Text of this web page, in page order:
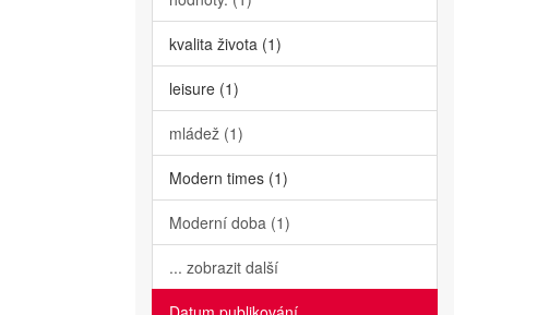
kvalita života (1)
leisure (1)
mládež (1)
Modern times (1)
Moderní doba (1)
... zobrazit další